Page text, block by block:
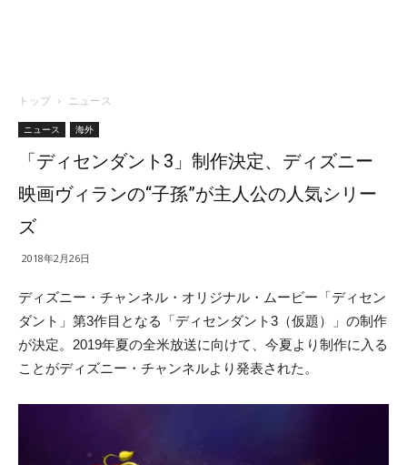
トップ ニュース
ニュース 海外
「ディセンダント3」制作決定、ディズニー
映画ヴィランの“子孫”が主人公の人気シリー
ズ
2018年2月26日
ディズニー・チャンネル・オリジナル・ ムービー「ディセン
ダント」第3作目となる「ディセンダント3（仮題）」の制作
が決定。2019年夏の全米放送に向けて、今夏より制作に入る
ことがディズニー・チャンネルより発表された。